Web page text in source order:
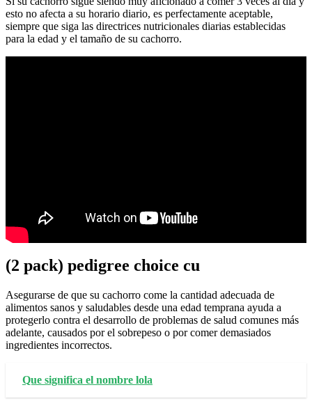
esto no afecta a su horario diario, es perfectamente aceptable,
siempre que siga las directrices nutricionales diarias establecidas
para la edad y el tamaño de su cachorro.
(2 pack) pedigree choice cu
Asegurarse de que su cachorro come la cantidad adecuada de
alimentos sanos y saludables desde una edad temprana ayuda a
protegerlo contra el desarrollo de problemas de salud comunes más
adelante, causados por el sobrepeso o por comer demasiados
ingredientes incorrectos.
Que significa el nombre lola